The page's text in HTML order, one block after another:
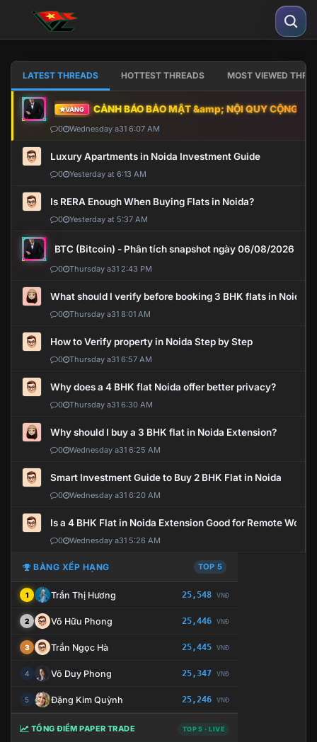
LATEST THREADS HOTTEST THREADS MOST VIEWED
VÀNG CẢNH BÁO BẢO MẬT &amp; NỘI QUY CỘNG
0 Wednesday a31 6:07 AM
Luxury Apartments in Noida Investment Guide
0 Yesterday at 6:13 AM
Is RERA Enough When Buying Flats in Noida?
0 Yesterday at 5:37 AM
BTC (Bitcoin) - Phân tích snapshot ngày 06/08/2026
0 Thursday a31 2:43 PM
What should I verify before booking 3 BHK flats in Noida?
0 Thursday a31 8:01 AM
How to Verify property in Noida Step by Step
0 Thursday a31 6:57 AM
Why does a 4 BHK flat Noida offer better privacy?
0 Thursday a31 6:30 AM
Why should I buy a 3 BHK flat in Noida Extension?
0 Wednesday a31 6:25 AM
Smart Investment Guide to Buy 2 BHK Flat in Noida
0 Wednesday a31 6:20 AM
Is a 4 BHK Flat in Noida Extension Good for Remote Work?
0 Wednesday a31 5:26 AM
BẢNG XẾP HẠNG TOP 5
1 Trần Thị Hương 25,548 VNĐ
2 Võ Hữu Phong 25,446 VNĐ
3 Trần Ngọc Hà 25,445 VNĐ
4 Võ Duy Phong 25,347 VNĐ
5 Đặng Kim Quỳnh 25,246 VNĐ
TỔNG ĐIỂM PAPER TRADE TOP 5 · LIVE